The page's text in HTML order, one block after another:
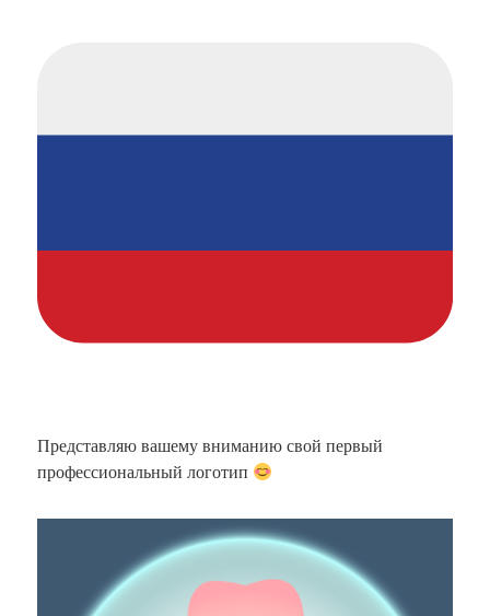
Представляю вашему вниманию свой первый
профессиональный логотип